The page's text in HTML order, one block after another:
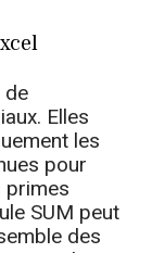
Elles
les
pour
primes
SUM peut
des